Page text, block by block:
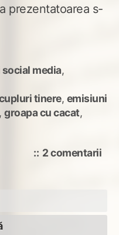
prezentatoarea s-
media,
tinere, emisiuni
, groapa cu cacat,
2 comentariila